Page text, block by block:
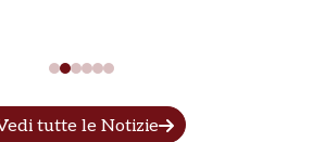
tutte le Notizie